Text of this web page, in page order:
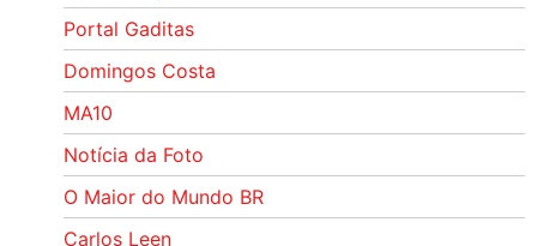
Portal Gaditas
Domingos Costa
MA10
Notícia da Foto
O Maior do Mundo BR
Carlos Leen